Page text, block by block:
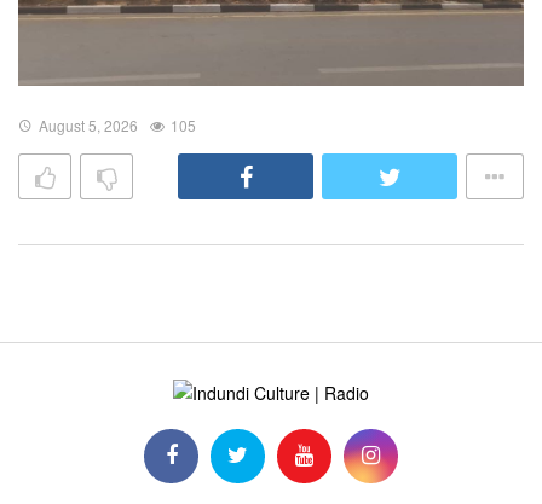
August 5, 2026 105